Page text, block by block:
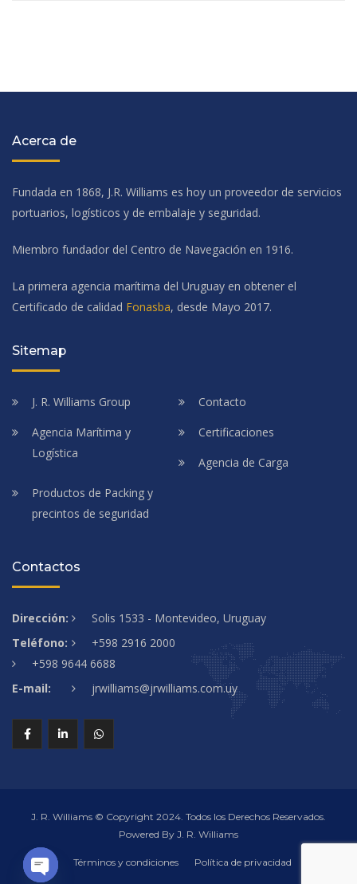
Acerca de
Fundada en 1868, J.R. Williams es hoy un proveedor de servicios
portuarios, logísticos y de embalaje y seguridad.
Miembro fundador del Centro de Navegación en 1916.
La primera agencia marítima del Uruguay en obtener el
Certificado de calidad Fonasba, desde Mayo 2017.
Sitemap
J. R. Williams Group
Contacto
Agencia Marítima y
Logística
Certificaciones
Agencia de Carga
Productos de Packing y
precintos de seguridad
Contactos
Dirección:
Solis 1533 - Montevideo, Uruguay
Teléfono:
+598 2916 2000
+598 9644 6688
E-mail:
jrwilliams@jrwilliams.com.uy
J. R. Williams © Copyright 2024. Todos los Derechos Reservados.
Powered By J. R. Williams
Términos y condiciones Política de privacidad